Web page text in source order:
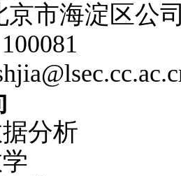
京市海淀区公
分析